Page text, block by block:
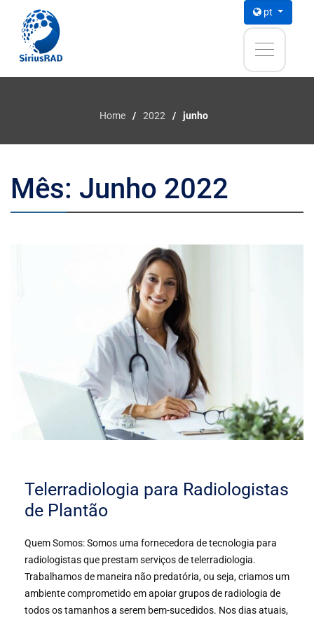
pt
Home 2022 junho
Mês: Junho 2022
Telerradiologia para Radiologistas
de Plantão
Quem Somos: Somos uma fornecedora de tecnologia para
radiologistas que prestam serviços de telerradiologia.
Trabalhamos de maneira não predatória, ou seja, criamos um
ambiente comprometido em apoiar grupos de radiologia de
todos os tamanhos a serem bem-sucedidos. Nos dias atuais,